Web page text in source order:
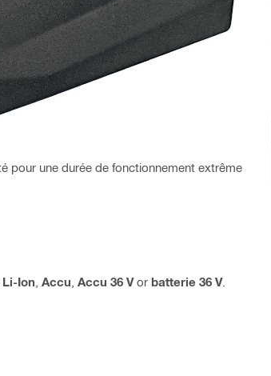
pour une durée de fonctionnement extrême
Ion Accu Accu 36 Vor batterie 36 V.